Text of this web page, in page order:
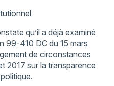
qu’il a déjà examiné
99-410 DC du 15 mars
de circonstances
2017 sur la transparence